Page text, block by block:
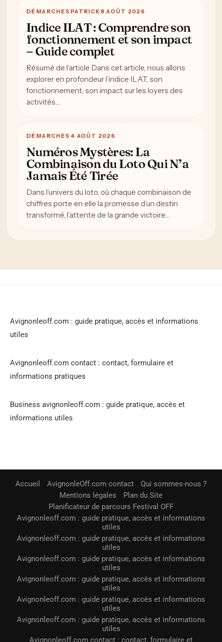
DÉMARCHES PATRICK 8 AOÛT 2026
Indice ILAT : Comprendre son
fonctionnement et son impact
– Guide complet
Résumé de l’article Dans cet article, nous allons
explorer en profondeur l’indice ILAT, son
fonctionnement, son impact sur les loyers des
activités…
DÉMARCHES 4 AOÛT 2026
Numéros Mystères: La
Combinaison du Loto Qui N’a
Jamais Été Tirée
Dans l’univers du loto, où chaque combinaison de
chiffres porte en elle la promesse d’un destin
transformé, l’attente de la grande victoire…
Avignonleoff.com : guide pratique, accès et informations
utiles
Avignonleoff.com contact : contact, formulaire et
informations pratiques
Business avignonleoff.com : guide pratique, accès et
informations utiles
Accueil AvignonleOff.com contact
Qui sommes-nous ?
Mentions légales
Plan du Site
Planificateur de parcours Festival OFF
Avignonleoff.com : guide pratique, accès et informations
utiles
Avignonleoff.com : guide pratique, accès et informations
utiles
Avignonleoff.com : guide pratique, accès et informations
utiles
Avignonleoff.com : guide pratique, accès et informations
utiles
Avignonleoff.com : guide pratique, accès et informations
utiles
Avignonleoff.com : guide pratique, accès et informations
utiles
Avignonleoff.com contact : contact, formulaire et